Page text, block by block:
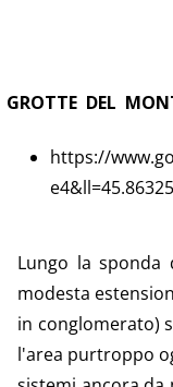
GROTTE DEL
https://
Lungo la sponda
modesta
in conglomerato)
l'area purtroppo